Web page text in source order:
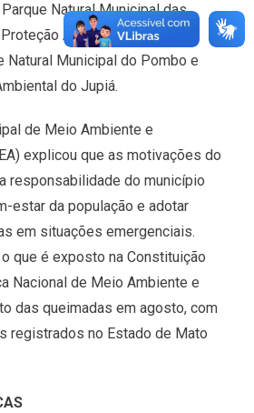
Natural Municipal das
Ambiental da
Natural Municipal do Pombo e
do Jupiá.
de Meio Ambiente e
explicou que as motivações do
responsabilidade do município
estar da população e adotar
em situações emergenciais.
que é exposto na Constituição
Nacional de Meio Ambiente e
das queimadas em agosto, com
registrados no Estado de Mato